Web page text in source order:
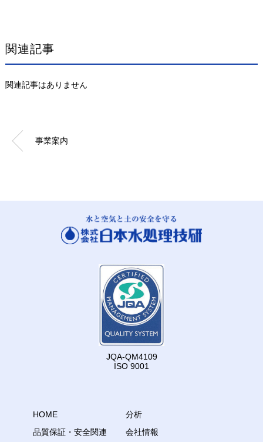
関連記事
関連記事はありません
事業案内
JQA-QM4109
ISO 9001
HOME
品質保証・安全関連
分析
会社情報